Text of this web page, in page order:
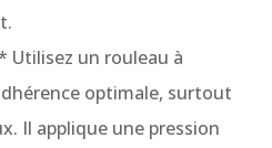
un rouleau à
optimale, surtout
Il applique une pression